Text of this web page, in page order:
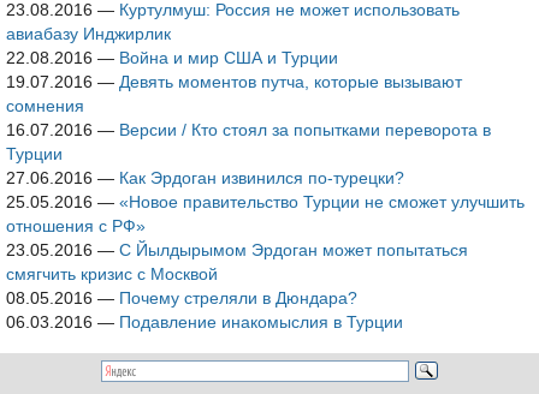
23.08.2016 — Куртулмуш: Россия не может использовать
авиабазу Инджирлик
22.08.2016 — Война и мир США и Турции
19.07.2016 — Девять моментов путча, которые вызывают
сомнения
16.07.2016 — Версии / Кто стоял за попытками переворота в
Турции
27.06.2016 — Как Эрдоган извинился по-турецки?
25.05.2016 — «Новое правительство Турции не сможет улучшить
отношения с РФ»
23.05.2016 — С Йылдырымом Эрдоган может попытаться
смягчить кризис с Москвой
08.05.2016 — Почему стреляли в Дюндара?
06.03.2016 — Подавление инакомыслия в Турции